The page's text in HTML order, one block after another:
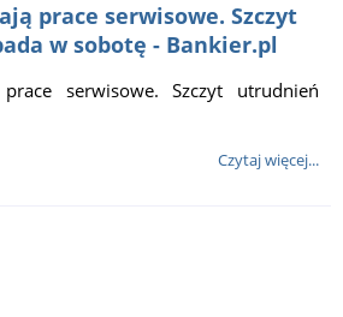
prace serwisowe. Szczyt
w sobotę - Bankier.pl
serwisowe. Szczyt utrudnień
Czytaj więcej...